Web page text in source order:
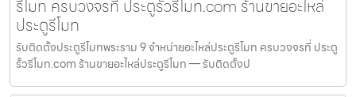
รีโมท ครบวงจรที่ ประตูรั้วรีโมท.com ร้านขายอะไหล่
ประตูรีโมท
รับติดตั้งประตูรีโมทพระราม 9 จำหน่ายอะไหล่ประตูรีโมท ครบวงจรที่ ประตู
รั้วรีโมท.com ร้านขายอะไหล่ประตูรีโมท — รับติดตั้งป